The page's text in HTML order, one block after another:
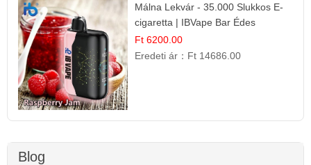
Málna Lekvár - 35.000 Slukkos E-
cigaretta | IBVape Bar Édes
Gyümölcs Íz
Ft 6200.00
Eredeti ár： Ft 14686.00
Blog